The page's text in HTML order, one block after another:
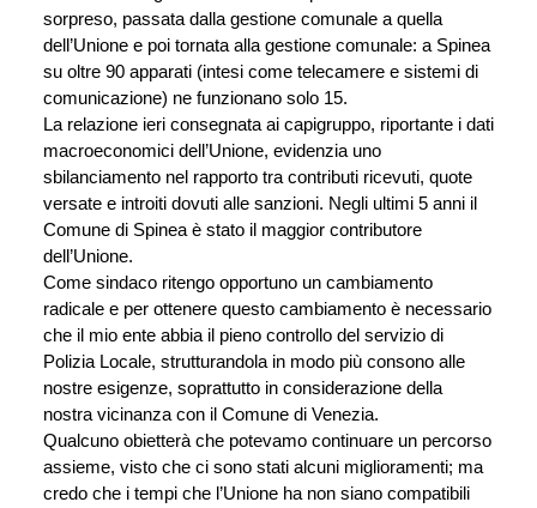
sorpreso, passata dalla gestione comunale a quella
dell’Unione e poi tornata alla gestione comunale: a Spinea
su oltre 90 apparati (intesi come telecamere e sistemi di
comunicazione) ne funzionano solo 15.
La relazione ieri consegnata ai capigruppo, riportante i dati
macroeconomici dell’Unione, evidenzia uno
sbilanciamento nel rapporto tra contributi ricevuti, quote
versate e introiti dovuti alle sanzioni. Negli ultimi 5 anni il
Comune di Spinea è stato il maggior contributore
dell’Unione.
Come sindaco ritengo opportuno un cambiamento
radicale e per ottenere questo cambiamento è necessario
che il mio ente abbia il pieno controllo del servizio di
Polizia Locale, strutturandola in modo più consono alle
nostre esigenze, soprattutto in considerazione della
nostra vicinanza con il Comune di Venezia.
Qualcuno obietterà che potevamo continuare un percorso
assieme, visto che ci sono stati alcuni miglioramenti; ma
credo che i tempi che l’Unione ha non siano compatibili